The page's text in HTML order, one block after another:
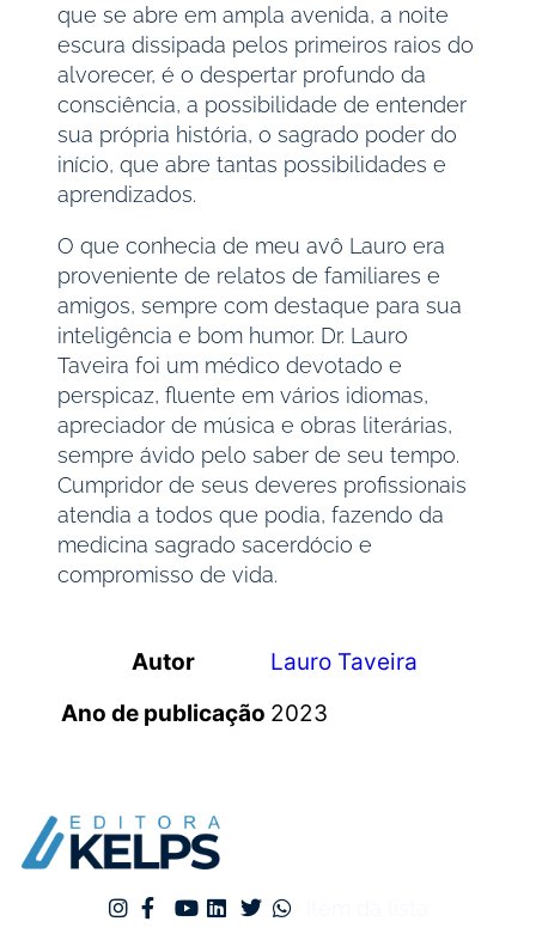
que se abre em ampla avenida, a noite
escura dissipada pelos primeiros raios do
alvorecer, é o despertar profundo da
consciência, a possibilidade de entender
sua própria história, o sagrado poder do
início, que abre tantas possibilidades e
aprendizados.
O que conhecia de meu avô Lauro era
proveniente de relatos de familiares e
amigos, sempre com destaque para sua
inteligência e bom humor. Dr. Lauro
Taveira foi um médico devotado e
perspicaz, fluente em vários idiomas,
apreciador de música e obras literárias,
sempre ávido pelo saber de seu tempo.
Cumpridor de seus deveres profissionais
atendia a todos que podia, fazendo da
medicina sagrado sacerdócio e
compromisso de vida.
Autor
Lauro Taveira
Ano de publicação 2023